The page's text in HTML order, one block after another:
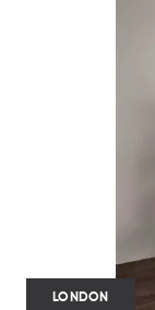
LONDON